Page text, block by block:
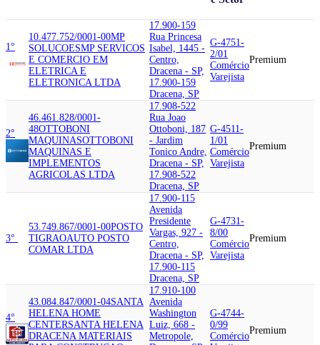
1°
10.477.752/0001-00MP
SOLUCOESMP SERVICOS
E COMERCIO EM
ELETRICA E
ELETRONICA LTDA
17.900-159
Rua Princesa
Isabel, 1445 -
Centro,
Dracena - SP,
17.900-159
Dracena, SP
G-4751-
2/01
Comércio
Varejista
Premium
2°
46.461.828/0001-
48OTTOBONI
MAQUINASOTTOBONI
MAQUINAS E
IMPLEMENTOS
AGRICOLAS LTDA
17.908-522
Rua Joao
Ottoboni, 187
- Jardim
Tonico Andre,
Dracena - SP,
17.908-522
Dracena, SP
G-4511-
1/01
Comércio
Varejista
Premium
3°
53.749.867/0001-00POSTO
TIGRAOAUTO POSTO
COMAR LTDA
17.900-115
Avenida
Presidente
Vargas, 927 -
Centro,
Dracena - SP,
17.900-115
Dracena, SP
G-4731-
8/00
Comércio
Varejista
Premium
4°
43.084.847/0001-04SANTA
HELENA HOME
CENTERSANTA HELENA
DRACENA MATERIAIS
17.910-100
Avenida
Washington
Luiz, 668 -
Metropole,
G-4744-
0/99
Comércio
Premium